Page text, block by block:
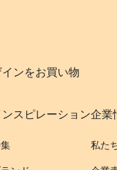
ンをお買い物
ンスピレーション企業
私た